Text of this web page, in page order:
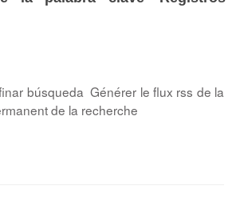
búsqueda Générer le flux rss de la
de la recherche